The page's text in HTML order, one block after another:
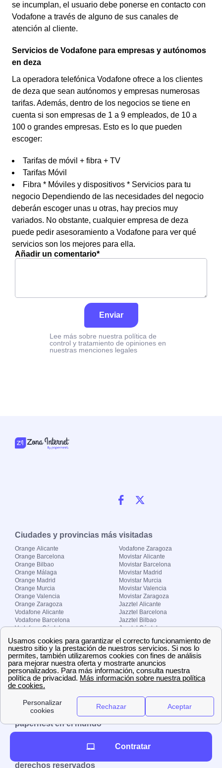
se incumplan, el usuario debe ponerse en contacto con
Vodafone a través de alguno de sus canales de
atención al cliente.
Servicios de Vodafone para empresas y autónomos
en deza
La operadora telefónica Vodafone ofrece a los clientes
de deza que sean autónomos y empresas numerosas
tarifas. Además, dentro de los negocios se tiene en
cuenta si son empresas de 1 a 9 empleados, de 10 a
100 o grandes empresas. Esto es lo que pueden
escoger:
Tarifas de móvil + fibra + TV
Tarifas Móvil
Fibra * Móviles y dispositivos * Servicios para tu
negocio Dependiendo de las necesidades del negocio
deberán escoger unas u otras, hay precios muy
variados. No obstante, cualquier empresa de deza
puede pedir asesoramiento a Vodafone para ver qué
servicios son los mejores para ella.
Añadir un comentario*
Enviar
Lee más sobre nuestra política de
control y tratamiento de opiniones en
nuestras menciones legales
Ciudades y provincias más visitadas
Orange Alicante
Orange Barcelona
Orange Bilbao
Orange Málaga
Orange Madrid
Orange Murcia
Orange Valencia
Orange Zaragoza
Vodafone Alicante
Vodafone Barcelona
Vodafone Córdoba
Vodafone Madrid
Vodafone Murcia
Vodafone Valencia
Vodafone Zaragoza
Movistar Alicante
Movistar Barcelona
Movistar Madrid
Movistar Murcia
Movistar Valencia
Movistar Zaragoza
Jazztel Alicante
Jazztel Barcelona
Jazztel Bilbao
Jazztel Córdoba
Jazztel Málaga
Jazztel Valencia
Jazztel Zaragoza
Sobre Zona-internet.com
¿Quiénes somos?
El grupo papernest
Aviso legal Nuestras ofertas de trabajo
papernest en el mundo
Reino Unido
derechos reservados
Contratar